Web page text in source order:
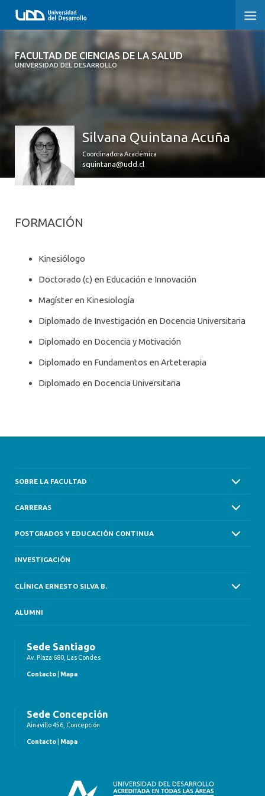
FACULTAD DE CIENCIAS DE LA SALUD
UNIVERSIDAD DEL DESARROLLO
FACULTAD DE CIENCIAS DE LA SALUD
POSTGRADOS Y EDUCACIÓN CONTINUA
INVESTIGACIÓN
CLÍNICA ERNESTO SILVA B.
Silvana Quintana Acuña
Coordinadora Académica
squintana@udd.cl
FORMACIÓN
Kinesiólogo
Doctorado (c) en Educación e Innovación
Magíster en Kinesiología
Diplomado de Investigación en Docencia Universitaria
Diplomado en Docencia y Motivación
Diplomado en Fundamentos en Arteterapia
Diplomado en Docencia Universitaria
SOBRE LA FACULTAD
CARRERAS
POSTGRADOS Y EDUCACIÓN CONTINUA
INVESTIGACIÓN
CLÍNICA ERNESTO SILVA B.
ALUMNI
Sede Santiago
Av. Plaza 680, Las Condes
Contacto Mapa
Sede Concepción
Ainavillo 456, Concepción
Contacto Mapa